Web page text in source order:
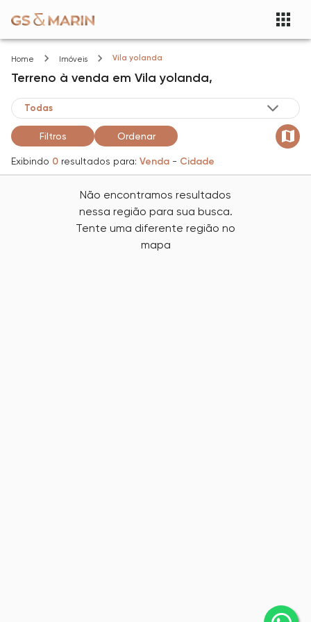
Home Imóveis Vila yolanda
Terreno à venda em Vila yolanda,
Filtros Ordenar
Exibindo 0 resultados para: Venda - Cidade
Não encontramos resultados
nessa região para sua busca.
Tente uma diferente região no
mapa